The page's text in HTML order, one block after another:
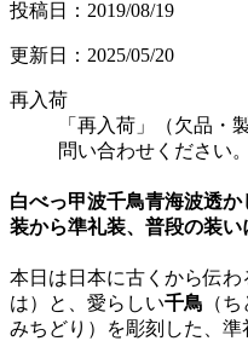
投稿日：2019/08/19
更新日：2025/05/20
再入荷
「再入荷」（欠品・
問い合わせください。
白べっ甲波千鳥青海波透
装から準礼装、普段の装い
本日は日本に古くから伝わ
は）と、愛らしい千鳥 （
みちどり）を彫刻した、